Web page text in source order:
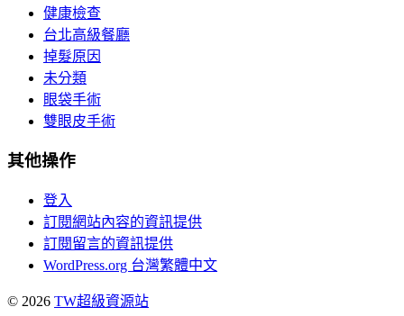
健康檢查
台北高級餐廳
掉髮原因
未分類
眼袋手術
雙眼皮手術
其他操作
登入
訂閱網站內容的資訊提供
訂閱留言的資訊提供
WordPress.org 台灣繁體中文
© 2026 TW超級資源站